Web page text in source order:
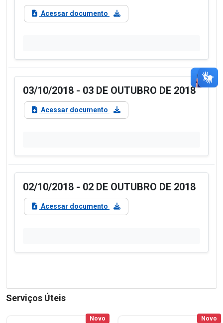
Acessar documento
03/10/2018 - 03 DE OUTUBRO DE 2018
Acessar documento
02/10/2018 - 02 DE OUTUBRO DE 2018
Acessar documento
Serviços Úteis
Novo Novo